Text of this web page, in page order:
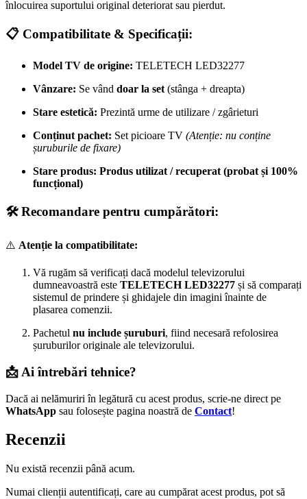
înlocuirea suportului original deteriorat sau pierdut.
📋 Compatibilitate & Specificații:
Model TV de origine: TELETECH LED32277
Vânzare: Se vând doar la set (stânga + dreapta)
Stare estetică: Prezintă urme de utilizare / zgârieturi
Conținut pachet: Set picioare TV (Atenție: nu conține
șuruburile de fixare)
Stare produs: Produs utilizat / recuperat (probat și 100%
funcțional)
🛠️ Recomandare pentru cumpărători:
⚠️ Atenție la compatibilitate:
Vă rugăm să verificați dacă modelul televizorului
dumneavoastră este TELETECH LED32277 și să comparați
sistemul de prindere și ghidajele din imagini înainte de
plasarea comenzii.
Pachetul nu include șuruburi, fiind necesară refolosirea
șuruburilor originale ale televizorului.
📩 Ai întrebări tehnice?
Dacă ai nelămuriri în legătură cu acest produs, scrie-ne direct pe
WhatsApp sau folosește pagina noastră de Contact!
Recenzii
Nu există recenzii până acum.
Numai clienții autentificați, care au cumpărat acest produs, pot să